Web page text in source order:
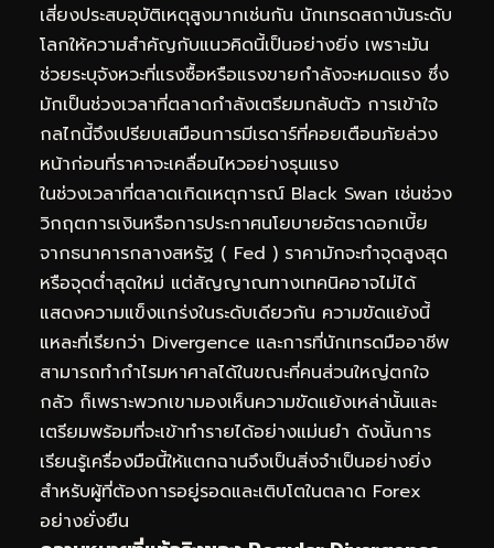
เสี่ยงประสบอุบัติเหตุสูงมากเช่นกัน นักเทรดสถาบันระดับ
โลกให้ความสำคัญกับแนวคิดนี้เป็นอย่างยิ่ง เพราะมัน
ช่วยระบุจังหวะที่แรงซื้อหรือแรงขายกำลังจะหมดแรง ซึ่ง
มักเป็นช่วงเวลาที่ตลาดกำลังเตรียมกลับตัว การเข้าใจ
กลไกนี้จึงเปรียบเสมือนการมีเรดาร์ที่คอยเตือนภัยล่วง
หน้าก่อนที่ราคาจะเคลื่อนไหวอย่างรุนแรง
ในช่วงเวลาที่ตลาดเกิดเหตุการณ์ Black Swan เช่นช่วง
วิกฤตการเงินหรือการประกาศนโยบายอัตราดอกเบี้ย
จากธนาคารกลางสหรัฐ ( Fed ) ราคามักจะทำจุดสูงสุด
หรือจุดต่ำสุดใหม่ แต่สัญญาณทางเทคนิคอาจไม่ได้
แสดงความแข็งแกร่งในระดับเดียวกัน ความขัดแย้งนี้
แหละที่เรียกว่า Divergence และการที่นักเทรดมืออาชีพ
สามารถทำกำไรมหาศาลได้ในขณะที่คนส่วนใหญ่ตกใจ
กลัว ก็เพราะพวกเขามองเห็นความขัดแย้งเหล่านั้นและ
เตรียมพร้อมที่จะเข้าทำรายได้อย่างแม่นยำ ดังนั้นการ
เรียนรู้เครื่องมือนี้ให้แตกฉานจึงเป็นสิ่งจำเป็นอย่างยิ่ง
สำหรับผู้ที่ต้องการอยู่รอดและเติบโตในตลาด Forex
อย่างยั่งยืน